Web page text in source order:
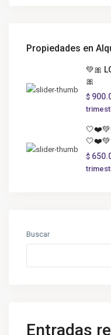
Propiedades en
💚🎀
🎀
$
🤍❤️💚
$
Buscar
Entradas